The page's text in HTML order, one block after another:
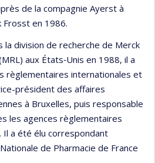
de la compagnie Ayerst à
Frosst en 1986.
la division de recherche de Merck
aux États‐Unis en 1988, il a
règlementaires internationales et
président des affaires
à Bruxelles, puis responsable
les agences règlementaires
Il a été élu correspondant
de Pharmacie de France